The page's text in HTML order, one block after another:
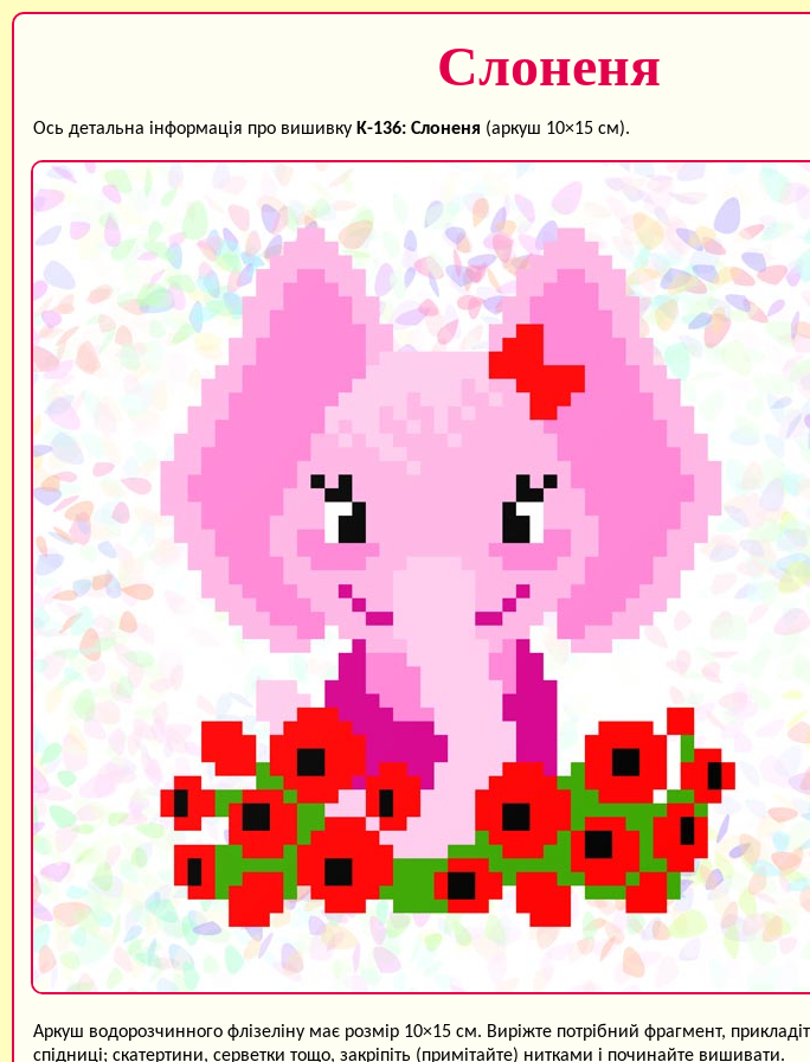
Слоненя
Ось детальна інформація про вишивку K-136: Слоненя (аркуш 10×15 см).
Аркуш водорозчинного флізеліну має розмір 10×15 см. Виріжте потрібний фрагмент,
спідниці; скатертини, серветки тощо, закріпіть (примітайте) нитками і починайте вишивати.